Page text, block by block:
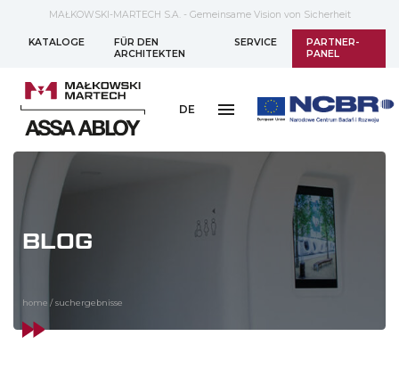
MAŁKOWSKI-MARTECH S.A. - Gemeinsame Vision von Sicherheit
KATALOGE
FÜR DEN
ARCHITEKTEN
SERVICE
PARTNER-
PANEL
DE
BLOG
home / suchergebnisse